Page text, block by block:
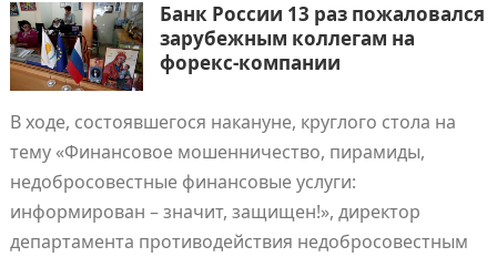
Банк России 13 раз пожаловался
зарубежным коллегам на
форекс-компании
В ходе, состоявшегося накануне, круглого стола на
тему «Финансовое мошенничество, пирамиды,
недобросовестные финансовые услуги:
информирован – значит, защищен!», директор
департамента противодействия недобросовестным